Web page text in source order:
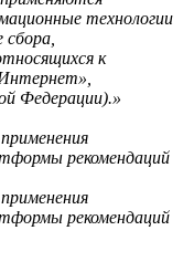
технологии
к
Федерации).»
рекомендаций
рекомендаций